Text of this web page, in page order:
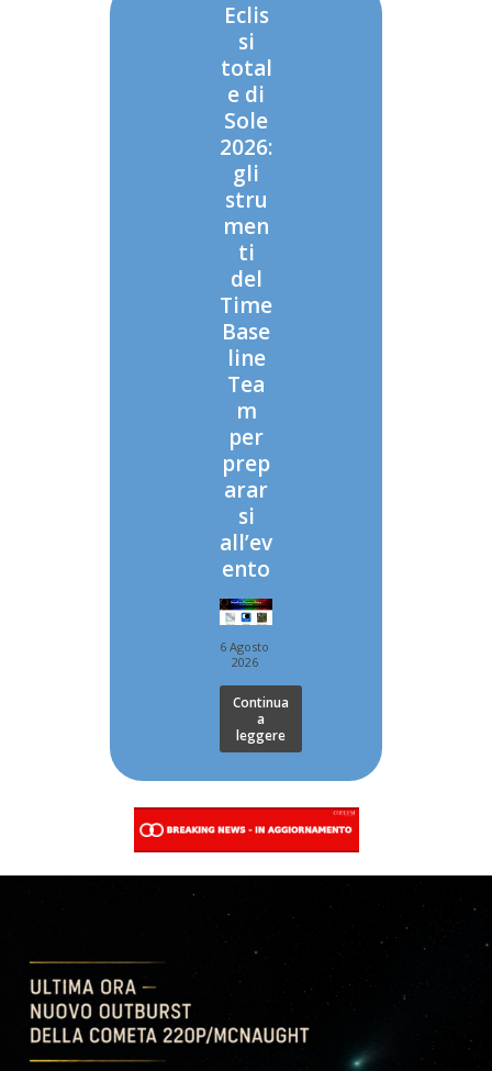
Eclis
si
total
e di
Sole
2026:
gli
stru
men
ti
del
Time
Base
line
Tea
m
per
prep
arar
si
all’ev
ento
6 Agosto
2026
Continua
a
leggere